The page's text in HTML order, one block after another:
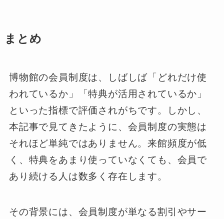
まとめ
博物館の会員制度は、しばしば「どれだけ使
われているか」「特典が活用されているか」
といった指標で評価されがちです。しかし、
本記事で見てきたように、会員制度の実態は
それほど単純ではありません。来館頻度が低
く、特典をあまり使っていなくても、会員で
あり続ける人は数多く存在します。
その背景には、会員制度が単なる割引やサー